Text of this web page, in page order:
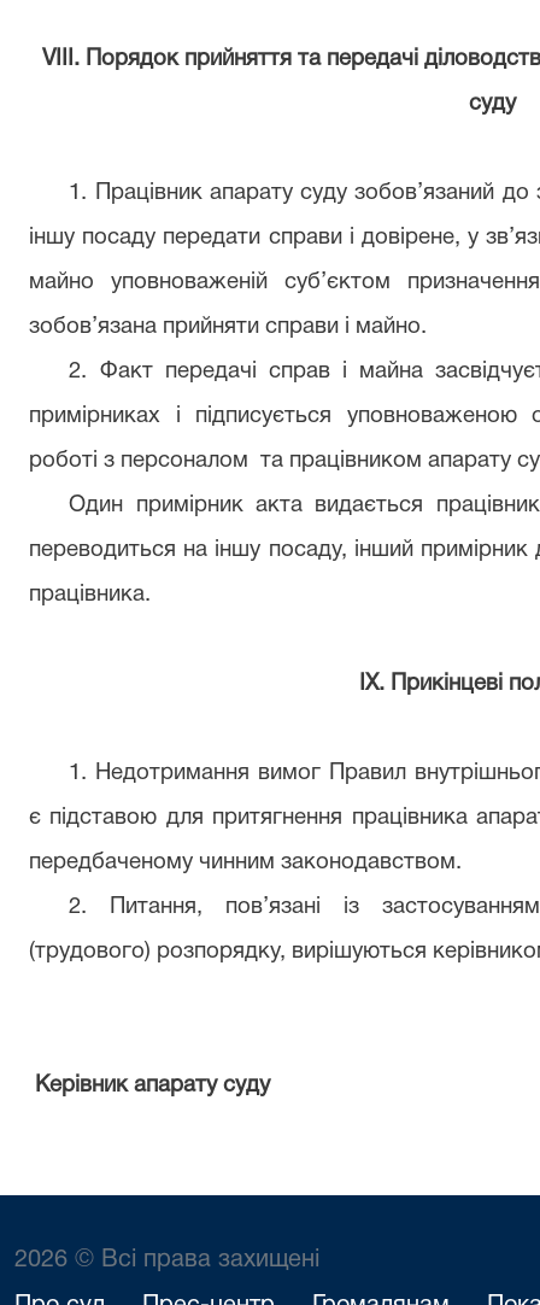
VIІI. Порядок прийняття та передачі
суду
1. Працівник апарату суду зобов’язаний
іншу посаду передати справи і довірене, у
майно уповноваженій суб’єктом
зобов’язана прийняти справи і майно.
2. Факт передачі справ і майна
примірниках і підписується
роботі з персоналом та працівником апарату
Один примірник акта видається
переводиться на іншу посаду, інший
працівника.
ІХ. Прикінцеві
1. Недотримання вимог Правил
є підставою для притягнення працівника
передбаченому чинним законодавством.
2. Питання, пов’язані із
(трудового) розпорядку, вирішуються
Керівник апарату суду
2026 © Всі права захищені